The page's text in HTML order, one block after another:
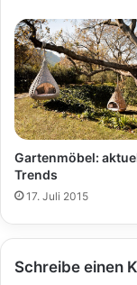
Gartenmöbel:
Trends
17. Juli 2015
Schreibe einen